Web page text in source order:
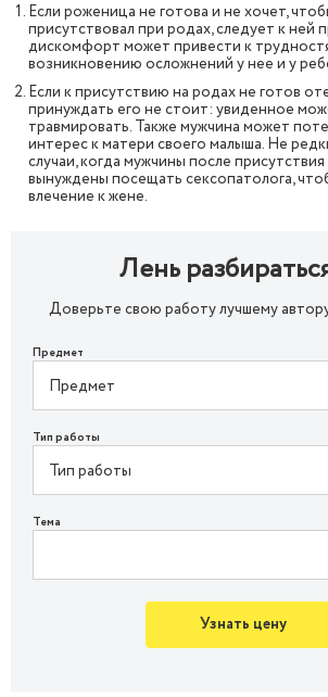
Если роженица не готова и не хочет,
присутствовал при родах, следует к ней
дискомфорт может привести к
возникновению осложнений у нее и у
Если к присутствию на родах не готов
принуждать его не стоит: увиденное
травмировать. Также мужчина может
интерес к матери своего малыша. Не
случаи, когда мужчины после
вынуждены посещать сексопатолога,
влечение к жене.
Лень
Доверьте свою работу лучшему
Предмет
Тип работы
Тема
Узнать цену